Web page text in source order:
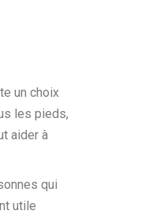
un choix
les pieds,
aider à
qui
utile